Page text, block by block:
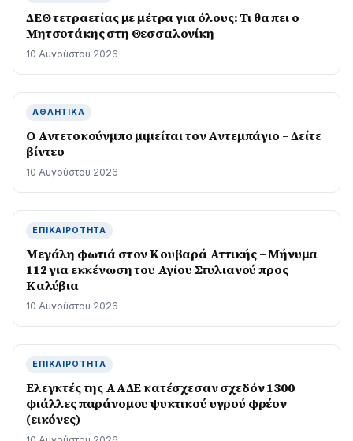
ΔΕΘ τετραετίας με μέτρα για όλους: Τι θα πει ο
Μητσοτάκης στη Θεσσαλονίκη
10 Αυγούστου 2026
ΑΘΛΗΤΙΚΆ
Ο Αντετοκούνμπο μιμείται τον Αντεμπάγιο – Δείτε
βίντεο
10 Αυγούστου 2026
ΕΠΙΚΑΙΡΌΤΗΤΑ
Μεγάλη φωτιά στον Κουβαρά Αττικής – Μήνυμα
112 για εκκένωση του Αγίου Στυλιανού προς
Καλύβια
10 Αυγούστου 2026
ΕΠΙΚΑΙΡΌΤΗΤΑ
Ελεγκτές της ΑΑΔΕ κατέσχεσαν σχεδόν 1300
φιάλλες παράνομου ψυκτικού υγρού φρέον
(εικόνες)